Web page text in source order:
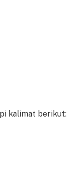
kalimat berikut: